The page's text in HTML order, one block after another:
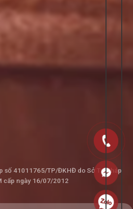
số 41011765/TP/ĐKHĐ do Sở Tư Pháp
cấp ngày 16/07/2012